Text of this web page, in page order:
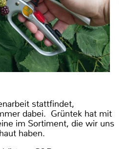
stattfindet,
dabei. Grüntek hat mit
im Sortiment, die wir uns
haben.